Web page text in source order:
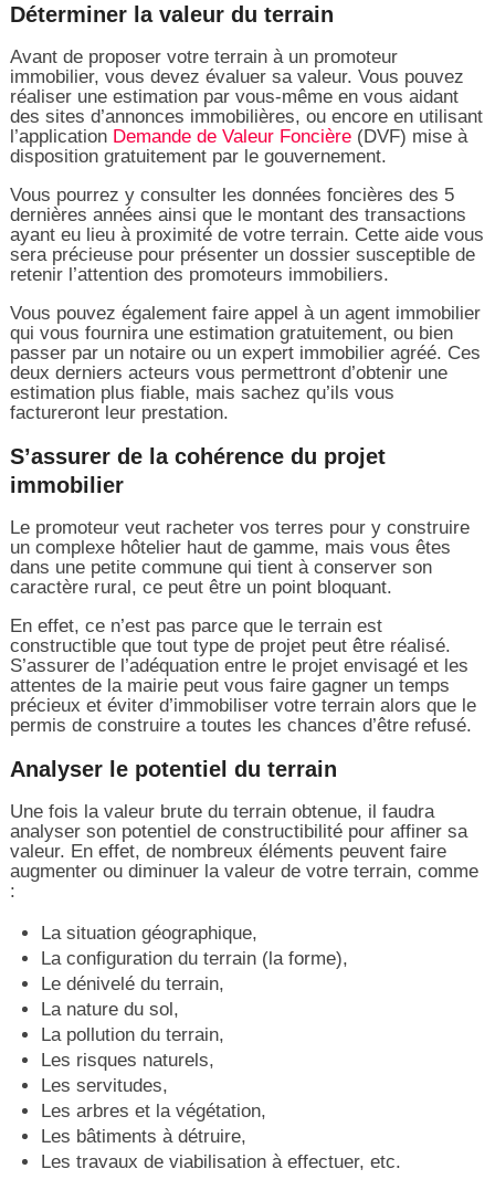
Déterminer la valeur du terrain
Avant de proposer votre terrain à un promoteur
immobilier, vous devez évaluer sa valeur. Vous pouvez
réaliser une estimation par vous-même en vous aidant
des sites d’annonces immobilières, ou encore en utilisant
l’application Demande de Valeur Foncière(DVF) mise à
disposition gratuitement par le gouvernement.
Vous pourrez y consulter les données foncières des 5
dernières années ainsi que le montant des transactions
ayant eu lieu à proximité de votre terrain. Cette aide vous
sera précieuse pour présenter un dossier susceptible de
retenir l’attention des promoteurs immobiliers.
Vous pouvez également faire appel à un agent immobilier
qui vous fournira une estimation gratuitement, ou bien
passer par un notaire ou un expert immobilier agréé. Ces
deux derniers acteurs vous permettront d’obtenir une
estimation plus fiable, mais sachez qu’ils vous
factureront leur prestation.
S’assurer de la cohérence du projet
immobilier
Le promoteur veut racheter vos terres pour y construire
un complexe hôtelier haut de gamme, mais vous êtes
dans une petite commune qui tient à conserver son
caractère rural, ce peut être un point bloquant.
En effet, ce n’est pas parce que le terrain est
constructible que tout type de projet peut être réalisé.
S’assurer de l’adéquation entre le projet envisagé et les
attentes de la mairie peut vous faire gagner un temps
précieux et éviter d’immobiliser votre terrain alors que le
permis de construire a toutes les chances d’être refusé.
Analyser le potentiel du terrain
Une fois la valeur brute du terrain obtenue, il faudra
analyser son potentiel de constructibilité pour affiner sa
valeur. En effet, de nombreux éléments peuvent faire
augmenter ou diminuer la valeur de votre terrain, comme
:
La situation géographique,
La configuration du terrain (la forme),
Le dénivelé du terrain,
La nature du sol,
La pollution du terrain,
Les risques naturels,
Les servitudes,
Les arbres et la végétation,
Les bâtiments à détruire,
Les travaux de viabilisation à effectuer, etc.